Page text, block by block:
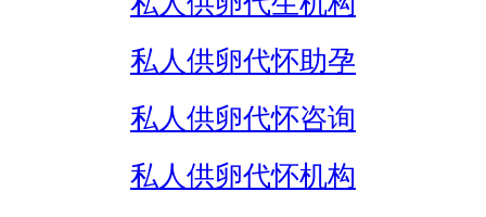
私人供卵代怀助孕
私人供卵代怀咨询
私人供卵代怀机构